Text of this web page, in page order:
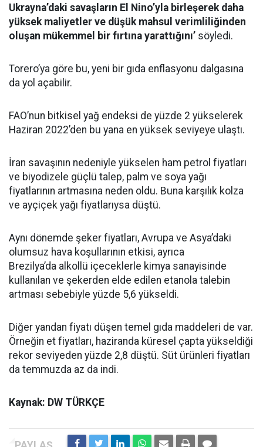
Ukrayna’daki savaşların El Nino’yla birleşerek daha
yüksek maliyetler ve düşük mahsul verimliliğinden
oluşan mükemmel bir fırtına yarattığını’ söyledi.
Torero’ya göre bu, yeni bir gıda enflasyonu dalgasına
da yol açabilir.
FAO’nun bitkisel yağ endeksi de yüzde 2 yükselerek
Haziran 2022’den bu yana en yüksek seviyeye ulaştı.
İran savaşının nedeniyle yükselen ham petrol fiyatları
ve biyodizele güçlü talep, palm ve soya yağı
fiyatlarının artmasına neden oldu. Buna karşılık kolza
ve ayçiçek yağı fiyatlarıysa düştü.
Aynı dönemde şeker fiyatları, Avrupa ve Asya’daki
olumsuz hava koşullarının etkisi, ayrıca
Brezilya’da alkollü içeceklerle kimya sanayisinde
kullanılan ve şekerden elde edilen etanola talebin
artması sebebiyle yüzde 5,6 yükseldi.
Diğer yandan fiyatı düşen temel gıda maddeleri de var.
Örneğin et fiyatları, haziranda küresel çapta yükseldiği
rekor seviyeden yüzde 2,8 düştü. Süt ürünleri fiyatları
da temmuzda az da indi.
Kaynak: DW TÜRKÇE